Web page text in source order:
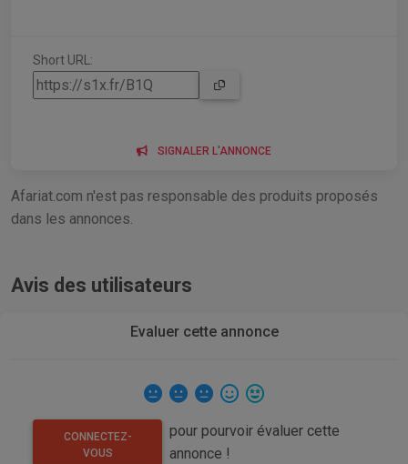
Short URL:
SIGNALER L'ANNONCE
Afariat.com n'est pas responsable des produits proposés
dans les annonces.
Avis des utilisateurs
Evaluer cette annonce
CONNECTEZ-
VOUS
pour pourvoir évaluer cette
annonce !